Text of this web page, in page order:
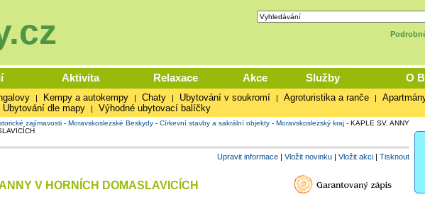
Aktivita Relaxace Akce Služby O
| Kempy a autokempy | Chaty | Ubytování v soukromí | Agroturistika a ranče |
Ubytování dle mapy | Výhodné ubytovací balíčky
zajímavosti- Moravskoslezské Beskydy- Církevní stavby a sakrální objekty- Moravskoslezský kraj- KAPLE SV. ANNY
Upravit informace| Vložit novinku| Vložit akci| Tisknout
V HORNÍCH DOMASLAVICÍCH